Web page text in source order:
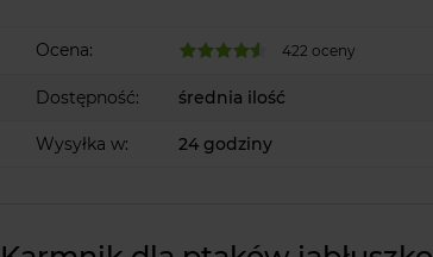
Ocena: 422 oceny
Dostępność: średnia ilość
Wysyłka w: 24 godziny